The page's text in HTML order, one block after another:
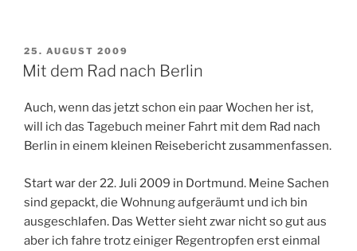
VERÖFFENTLICHT
AM
25. AUGUST 2009
Mit dem Rad nach Berlin
Auch, wenn das jetzt schon ein paar Wochen her ist,
will ich das Tagebuch meiner Fahrt mit dem Rad nach
Berlin in einem kleinen Reisebericht zusammenfassen.
Start war der 22. Juli 2009 in Dortmund. Meine Sachen
sind gepackt, die Wohnung aufgeräumt und ich bin
ausgeschlafen. Das Wetter sieht zwar nicht so gut aus
aber ich fahre trotz einiger Regentropfen erst einmal